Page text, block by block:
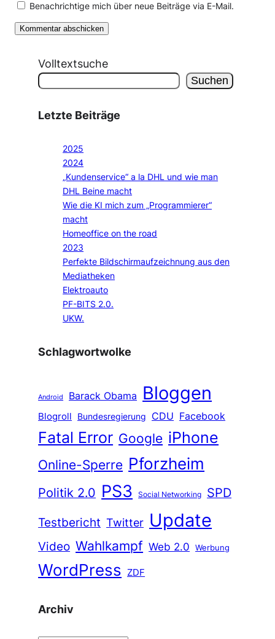
Benachrichtige mich über neue Beiträge via E-Mail.
Volltextsuche
Suchen
Letzte Beiträge
2025
2024
„Kundenservice“ a la DHL und wie man
DHL Beine macht
Wie die KI mich zum „Programmierer“
macht
Homeoffice on the road
2023
Perfekte Bildschirmaufzeichnung aus den
Mediatheken
Elektroauto
PF-BITS 2.0.
UKW.
Schlagwortwolke
Android Barack Obama Bloggen
Blogroll Bundesregierung CDU Facebook
Fatal Error Google iPhone
Online-Sperre Pforzheim
Politik 2.0 PS3 Social Networking
SPD
Testbericht Twitter Update
Video Wahlkampf Web 2.0 Werbung
WordPress ZDF
Archiv